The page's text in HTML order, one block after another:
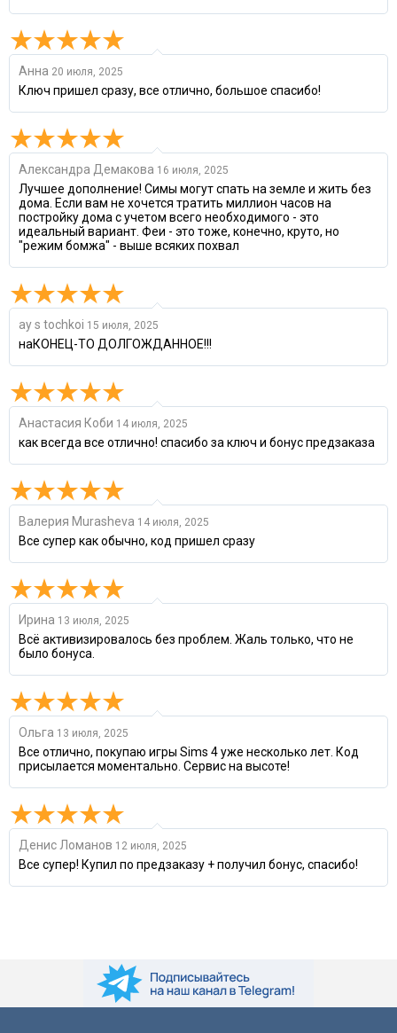
Анна 20 июля, 2025
Ключ пришел сразу, все отлично, большое спасибо!
Александра Демакова 16 июля, 2025
Лучшее дополнение! Симы могут спать на земле и жить без
дома. Если вам не хочется тратить миллион часов на
постройку дома с учетом всего необходимого - это
идеальный вариант. Феи - это тоже, конечно, круто, но
"режим бомжа" - выше всяких похвал
ay s tochkoi 15 июля, 2025
наКОНЕЦ-ТО ДОЛГОЖДАННОЕ!!!
Анастасия Коби 14 июля, 2025
как всегда все отлично! спасибо за ключ и бонус предзаказа
Валерия Murasheva 14 июля, 2025
Все супер как обычно, код пришел сразу
Ирина 13 июля, 2025
Всё активизировалось без проблем. Жаль только, что не
было бонуса.
Ольга 13 июля, 2025
Все отлично, покупаю игры Sims 4 уже несколько лет. Код
присылается моментально. Сервис на высоте!
Денис Ломанов 12 июля, 2025
Все супер! Купил по предзаказу + получил бонус, спасибо!